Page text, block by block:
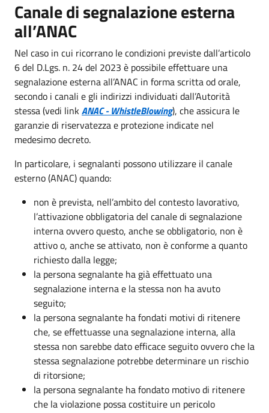
Canale di segnalazione esterna
all’ANAC
Nel caso in cui ricorrano le condizioni previste dall’articolo
6 del D.Lgs. n. 24 del 2023 è possibile effettuare una
segnalazione esterna all’ANAC in forma scritta od orale,
secondo i canali e gli indirizzi individuati dall’Autorità
stessa (vedi linkANAC - WhistleBlowing), che assicura le
garanzie di riservatezza e protezione indicate nel
medesimo decreto.
In particolare, i segnalanti possono utilizzare il canale
esterno (ANAC) quando:
non è prevista, nell’ambito del contesto lavorativo,
l’attivazione obbligatoria del canale di segnalazione
interna ovvero questo, anche se obbligatorio, non è
attivo o, anche se attivato, non è conforme a quanto
richiesto dalla legge;
la persona segnalante ha già effettuato una
segnalazione interna e la stessa non ha avuto
seguito;
la persona segnalante ha fondati motivi di ritenere
che, se effettuasse una segnalazione interna, alla
stessa non sarebbe dato efficace seguito ovvero che la
stessa segnalazione potrebbe determinare un rischio
di ritorsione;
la persona segnalante ha fondato motivo di ritenere
che la violazione possa costituire un pericolo